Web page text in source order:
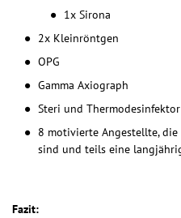
1x Sirona
2x Kleinröntgen
OPG
Gamma Axiograph
Steri und Thermodesinfektor
8 motivierte Angestellte,
sind und teils eine
Fazit: